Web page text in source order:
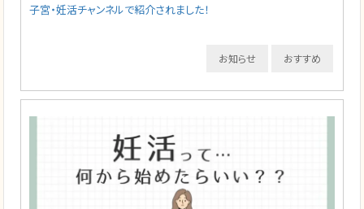
子宮・妊活チャンネルで紹介されました！
おすすめ
お知らせ